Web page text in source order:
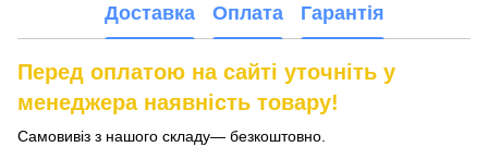
Доставка Оплата Гарантія
Перед оплатою на сайті уточніть у
менеджера наявність товару!
Самовивіз з нашого складу— безкоштовно.